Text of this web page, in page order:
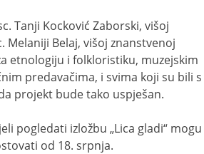
Tanji Kocković Zaborski, višoj
Melaniji Belaj, višoj znanstvenoj
etnologiju i folkloristiku, muzejskim
predavačima, i svima koji su bili s
projekt bude tako uspješan.
pogledati izložbu „Lica gladi“ mogu
od 18. srpnja.